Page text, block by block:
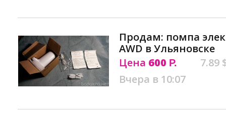
Продам: помпа
AWD в Ульяновске
Цена 600 Р.
7.89
Вчера в 10:07